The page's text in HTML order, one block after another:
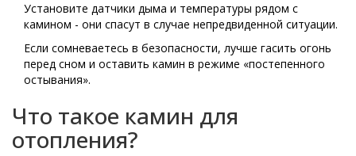
Установите датчики дыма и температуры рядом с
камином - они спасут в случае непредвиденной ситуации.
Если сомневаетесь в безопасности, лучше гасить огонь
перед сном и оставить камин в режиме «постепенного
остывания».
Что такое камин для
отопления?